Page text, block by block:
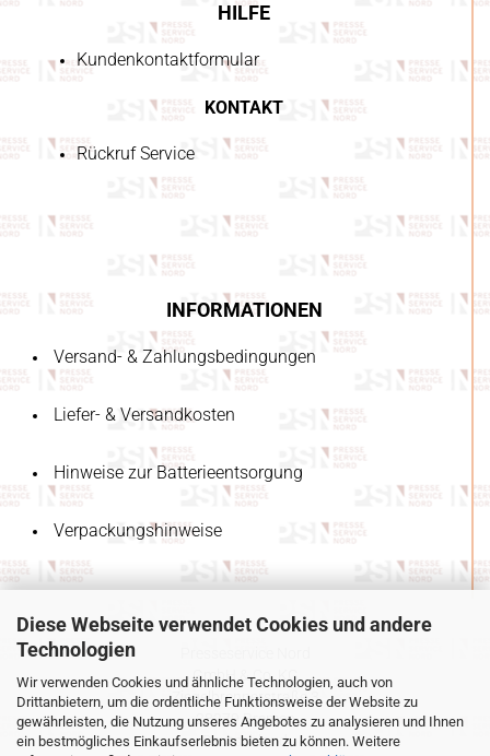
Diese Webseite verwendet Cookies und andere
Technologien
Wir verwenden Cookies und ähnliche Technologien, auch von
Drittanbietern, um die ordentliche Funktionsweise der Website zu
gewährleisten, die Nutzung unseres Angebotes zu analysieren und Ihnen
ein bestmögliches Einkaufserlebnis bieten zu können. Weitere
HILFE
Kundenkontaktformular
KONTAKT
Rückruf Service
INFORMATIONEN
Versand- & Zahlungsbedingungen
Liefer- & Versandkosten
Hinweise zur Batterieentsorgung
Verpackungshinweise
GmbH & Co. KG
Ziegelbrennerstraße 3
28279 Bremen
Deutschland